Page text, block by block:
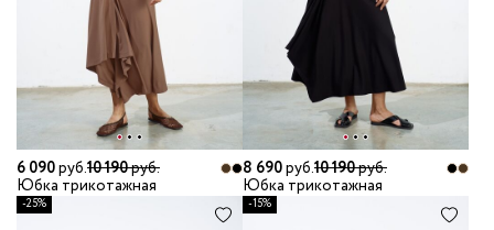
6 090руб.10 190руб.
Юбка трикотажная
8 690руб.10 190руб.
Юбка трикотажная
-25% -15%